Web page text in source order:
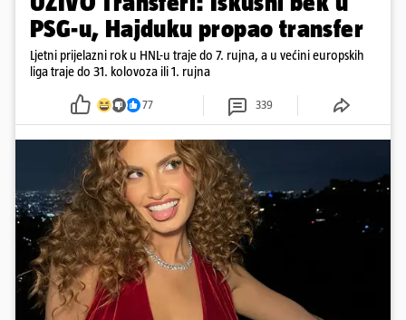
PSG-u, Hajduku propao transfer
Ljetni prijelazni rok u HNL-u traje do 7. rujna, a u većini europskih
liga traje do 31. kolovoza ili 1. rujna
77 339